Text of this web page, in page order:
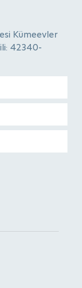
Kümeevler
42340-